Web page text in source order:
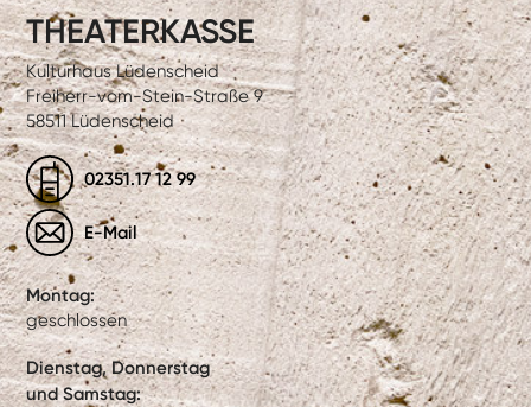
THEATERKASSE
Kulturhaus Lüdenscheid
Freiherr-vom-Stein-Straße 9
58511 Lüdenscheid
02351.17 12 99
E-Mail
Montag:
geschlossen
Dienstag, Donnerstag
und Samstag: